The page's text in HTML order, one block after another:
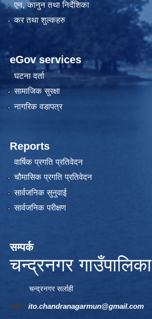
एन, कानुन तथा निर्देशिका
कर तथा शुल्कहरु
eGov services
घटना दर्ता
सामाजिक सुरक्षा
नागरिक वडापत्र
Reports
वार्षिक प्रगति प्रतिवेदन
चौमासिक प्रगति प्रतिवेदन
सार्वजनिक सुनुवाई
सार्वजनिक परीक्षण
सम्पर्क
चन्द्रनगर गाउँपालिका
चन्द्रनगर सर्लाही
इमेल : ito.chandranagarmun@gmail.com